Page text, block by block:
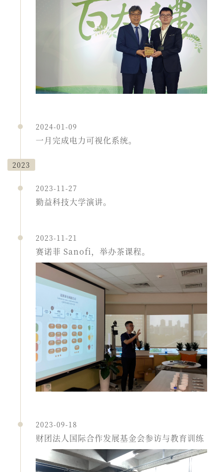
2024-01-09
一月完成电力可视化系统。
2023
2023-11-27
勤益科技大学演讲。
2023-11-21
赛诺菲 Sanofi，举办茶课程。
2023-09-18
财团法人国际合作发展基金会参访与教育训练